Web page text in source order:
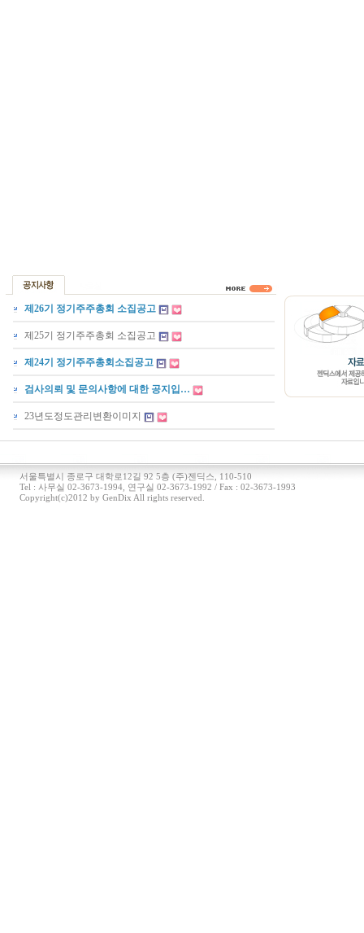
제26기 정기주주총회 소집공고
제25기 정기주주총회 소집공고
제24기 정기주주총회소집공고
검사의뢰 및 문의사항에 대한 공지입…
23년도정도관리변환이미지
서울특별시 종로구 대학로12길 92 5층 (주)젠딕스, 110-510
Tel : 사무실 02-3673-1994, 연구실 02-3673-1992 / Fax : 02-3673-1993
Copyright(c)2012 by GenDix All rights reserved.